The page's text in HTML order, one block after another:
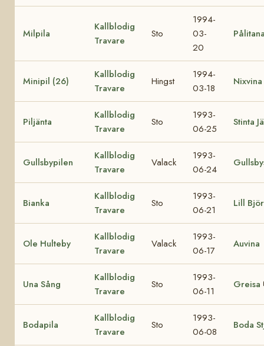
Milpila
Kallblodig
Travare
Sto
1994-
03-
20
Minipil (26)
Kallblodig
Travare
Hingst
1994-
03-18
Piljänta
Kallblodig
Travare
Sto
1993-
06-25
Stinta
Gullsbypilen
Kallblodig
Travare
Valack
1993-
06-24
Bianka
Kallblodig
Travare
Sto
1993-
06-21
Lill
Ole Hulteby
Kallblodig
Travare
Valack
1993-
06-17
Auvina
Una Sång
Kallblodig
Travare
Sto
1993-
06-11
Greisa
Bodapila
Kallblodig
Travare
Sto
1993-
06-08
Boda